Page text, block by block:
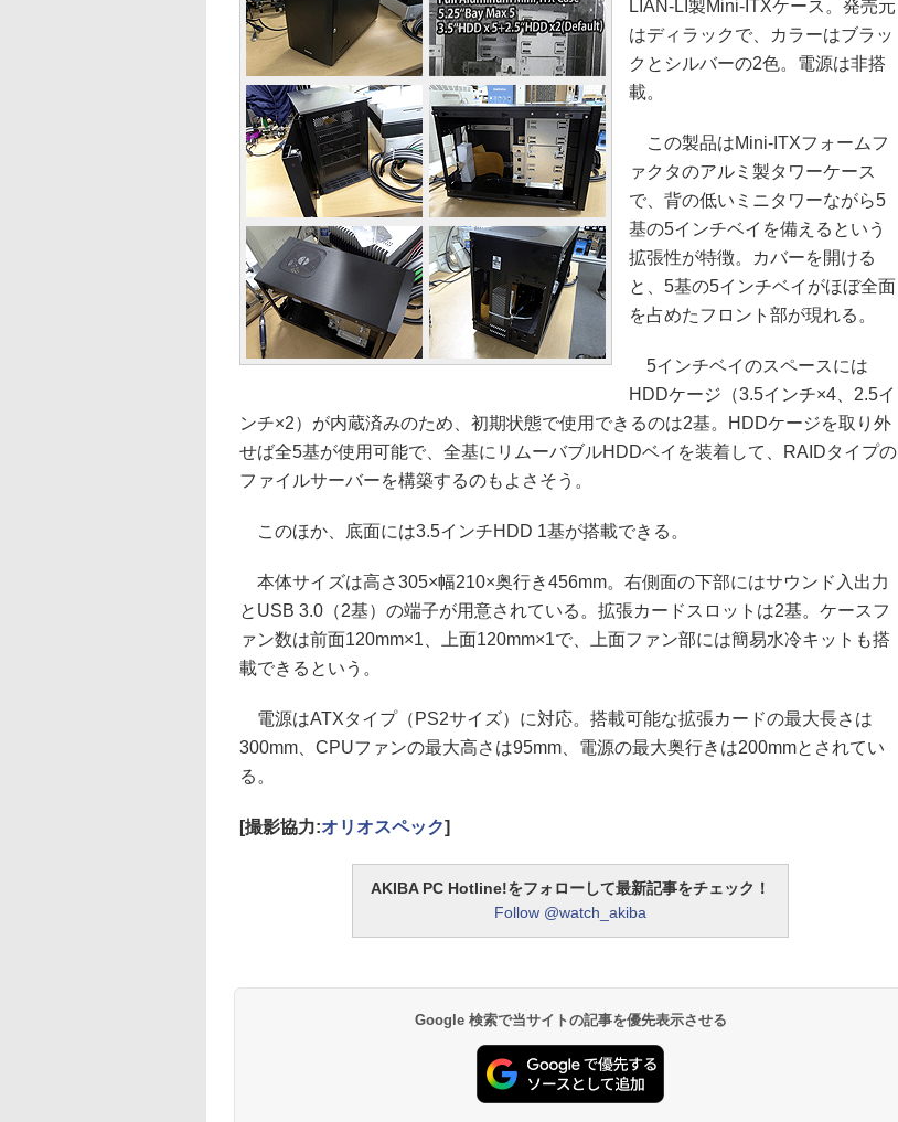
LIAN-LI製Mini-ITXケース。発売元
はディラックで、カラーはブラッ
クとシルバーの2色。電源は非搭
載。
この製品はMini-ITXフォームフ
ァクタのアルミ製タワーケース
で、背の低いミニタワーながら5
基の5インチベイを備えるという
拡張性が特徴。カバーを開ける
と、5基の5インチベイがほぼ全面
を占めたフロント部が現れる。
5インチベイのスペースには
HDDケージ（3.5インチ×4、2.5イ
ンチ×2）が内蔵済みのため、初期状態で使用できるのは2基。HDDケージを取り外
せば全5基が使用可能で、全基にリムーバブルHDDベイを装着して、RAIDタイプの
ファイルサーバーを構築するのもよさそう。
このほか、底面には3.5インチHDD 1基が搭載できる。
本体サイズは高さ305×幅210×奥行き456mm。右側面の下部にはサウンド入出力
とUSB 3.0（2基）の端子が用意されている。拡張カードスロットは2基。ケースフ
ァン数は前面120mm×1、上面120mm×1で、上面ファン部には簡易水冷キットも搭
載できるという。
電源はATXタイプ（PS2サイズ）に対応。搭載可能な拡張カードの最大長さは
300mm、CPUファンの最大高さは95mm、電源の最大奥行きは200mmとされてい
る。
[撮影協力:オリオスペック]
AKIBA PC Hotline!をフォローして最新記事をチェック！
Follow @watch_akiba
Google 検索で当サイトの記事を優先表示させる